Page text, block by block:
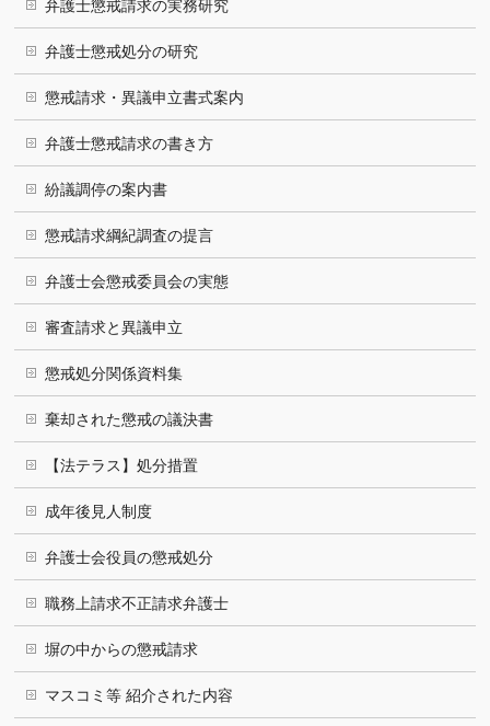
弁護士懲戒請求の実務研究
弁護士懲戒処分の研究
懲戒請求・異議申立書式案内
弁護士懲戒請求の書き方
紛議調停の案内書
懲戒請求綱紀調査の提言
弁護士会懲戒委員会の実態
審査請求と異議申立
懲戒処分関係資料集
棄却された懲戒の議決書
【法テラス】処分措置
成年後見人制度
弁護士会役員の懲戒処分
職務上請求不正請求弁護士
塀の中からの懲戒請求
マスコミ等 紹介された内容